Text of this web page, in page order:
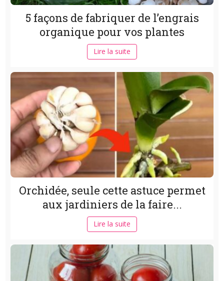
5 façons de fabriquer de l’engrais
organique pour vos plantes
Lire la suite
Orchidée, seule cette astuce permet
aux jardiniers de la faire...
Lire la suite